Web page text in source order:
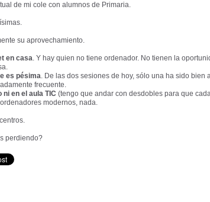
de mi cole con alumnos de Primaria.
su aprovechamiento.
en casa. Y hay quien no tiene ordenador. No tienen la
es pésima. De las dos sesiones de hoy, sólo una ha sido bien
frecuente.
en el aula TIC (tengo que andar con desdobles para que
modernos, nada.
perdiendo?